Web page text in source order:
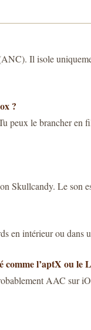
Il isole
?
peux le brancher
Skullcandy. Le son
en intérieur ou
comme l’aptX ou le
AAC sur